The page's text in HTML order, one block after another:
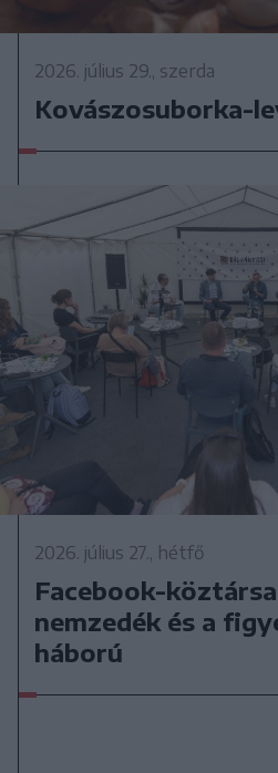
2026. július 29., szerda
Kovászosuborka-
2026. július 27., hétfő
Facebook-
nemzedék és a
háború